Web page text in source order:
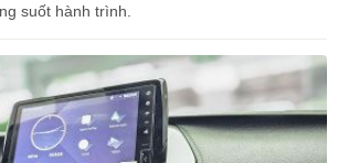
suốt hành trình.